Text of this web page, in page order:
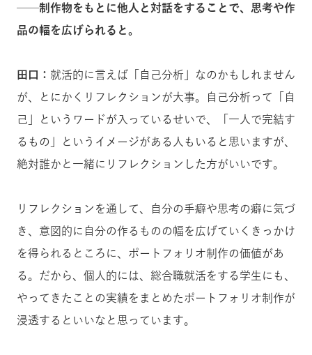
──制作物をもとに他人と対話をすることで、思考や作
品の幅を広げられると。
田口： 就活的に言えば「自己分析」なのかもしれません
が、とにかくリフレクションが大事。自己分析って「自
己」というワードが入っているせいで、「一人で完結す
るもの」というイメージがある人もいると思いますが、
絶対誰かと一緒にリフレクションした方がいいです。
リフレクションを通して、自分の手癖や思考の癖に気づ
き、意図的に自分の作るものの幅を広げていくきっかけ
を得られるところに、ポートフォリオ制作の価値があ
る。だから、個人的には、総合職就活をする学生にも、
やってきたことの実績をまとめたポートフォリオ制作が
浸透するといいなと思っています。